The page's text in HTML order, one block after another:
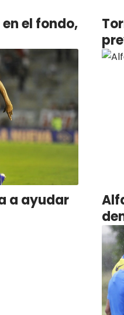
el fondo,
a ayudar